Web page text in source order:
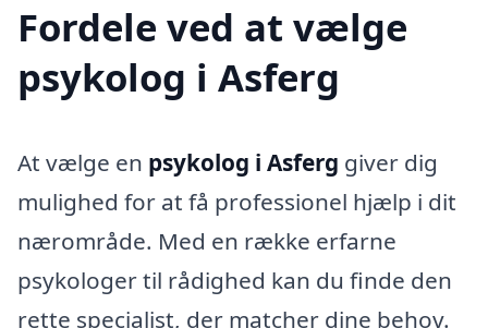
Fordele ved at vælge
psykolog i Asferg
At vælge en psykolog i Asferg giver dig
mulighed for at få professionel hjælp i dit
nærområde. Med en række erfarne
psykologer til rådighed kan du finde den
rette specialist, der matcher dine behov.